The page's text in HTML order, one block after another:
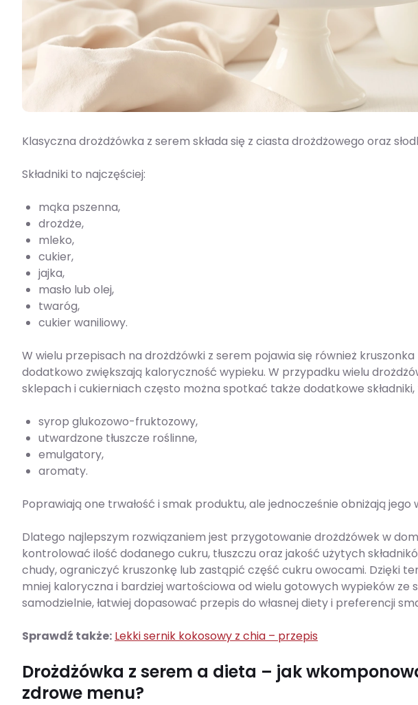
Klasyczna drożdżówka z serem składa się z ciasta drożdżowego oraz
Składniki to najczęściej:
mąka pszenna,
drożdże,
mleko,
cukier,
jajka,
masło lub olej,
twaróg,
cukier waniliowy.
W wielu przepisach na drożdżówki z serem pojawia się również
dodatkowo zwiększają kaloryczność wypieku. W przypadku wielu
sklepach i cukierniach często można spotkać także dodatkowe składniki,
syrop glukozowo-fruktozowy,
utwardzone tłuszcze roślinne,
emulgatory,
aromaty.
Poprawiają one trwałość i smak produktu, ale jednocześnie obniżają jego
Dlatego najlepszym rozwiązaniem jest przygotowanie drożdżówek w
kontrolować ilość dodanego cukru, tłuszczu oraz jakość użytych
chudy, ograniczyć kruszonkę lub zastąpić część cukru owocami. Dzięki
mniej kaloryczna i bardziej wartościowa od wielu gotowych wypieków ze
samodzielnie, łatwiej dopasować przepis do własnej diety i preferencji
Sprawdź także: Lekki sernik kokosowy z chia – przepis
Drożdżówka z serem a dieta – jak
zdrowe menu?